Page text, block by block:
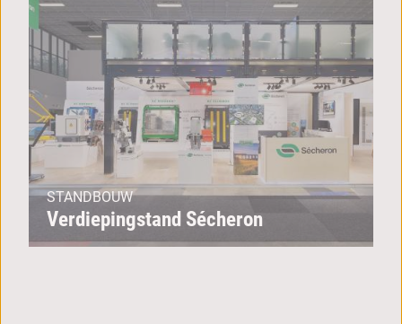
STANDBOUW
Verdiepingstand Sécheron